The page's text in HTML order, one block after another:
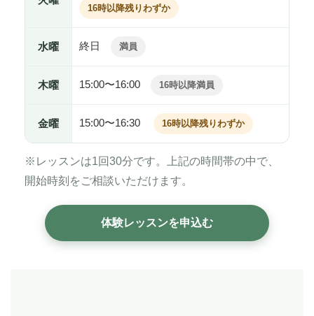
16時以降残りわずか
水曜 終日 満員
木曜 15:00〜16:00 16時以降満員
金曜 15:00〜16:30 16時以降残りわずか
※レッスンは1回30分です。上記の時間帯の中で、
開始時刻をご相談いただけます。
体験レッスンを申込む